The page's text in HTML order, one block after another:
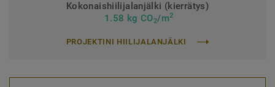
Kokonaishiilijalanjälki (kierrätys)
1.58 kg CO2/m2
PROJEKTINI HIILIJALANJÄLKI